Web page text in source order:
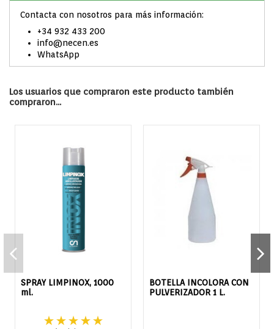
Contacta con nosotros para más información:
+34 932 433 200
info@necen.es
WhatsApp
Los usuarios que compraron este producto también
compraron...
SPRAY LIMPINOX, 1000
ml.
BOTELLA INCOLORA CON
PULVERIZADOR 1 L.